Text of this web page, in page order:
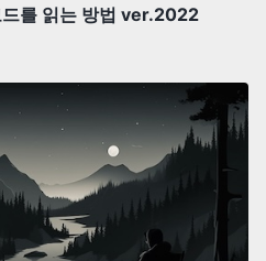
를 읽는 방법 ver.2022